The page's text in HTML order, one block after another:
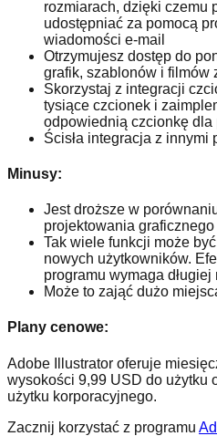
rozmiarach, dzięki czemu
udostępniać za pomocą
wiadomości e-mail
Otrzymujesz dostęp do
grafik, szablonów i filmów
Skorzystaj z integracji
tysiące czcionek i
odpowiednią czcionkę dla
Ścisła integracja z innymi
Minusy:
Jest droższe w
projektowania
Tak wiele funkcji może
nowych użytkowników.
programu wymaga długiej
Może to zająć dużo
Plany cenowe:
Adobe Illustrator oferuje
wysokości 9,99 USD do użytku
użytku korporacyjnego.
Zacznij korzystać z programu